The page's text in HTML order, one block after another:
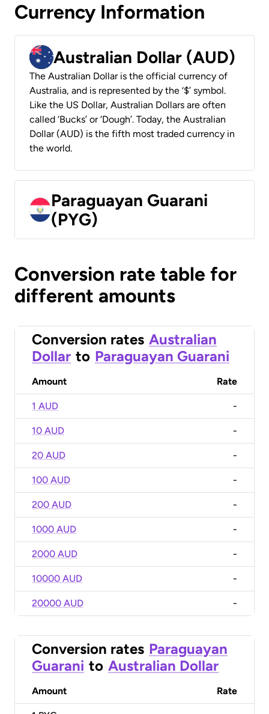
Currency Information
Australian Dollar (AUD)
The Australian Dollar is the official currency of
Australia, and is represented by the ‘$’ symbol.
Like the US Dollar, Australian Dollars are often
called ‘Bucks’ or ‘Dough’. Today, the Australian
Dollar (AUD) is the fifth most traded currency in
the world.
Paraguayan Guarani
(PYG)
Conversion rate table for
different amounts
Conversion rates Australian
Dollar to Paraguayan Guarani
Amount Rate
1 AUD -
10 AUD -
20 AUD -
100 AUD -
200 AUD -
1000 AUD -
2000 AUD -
10000 AUD -
20000 AUD -
Conversion rates Paraguayan
Guarani to Australian Dollar
Amount Rate